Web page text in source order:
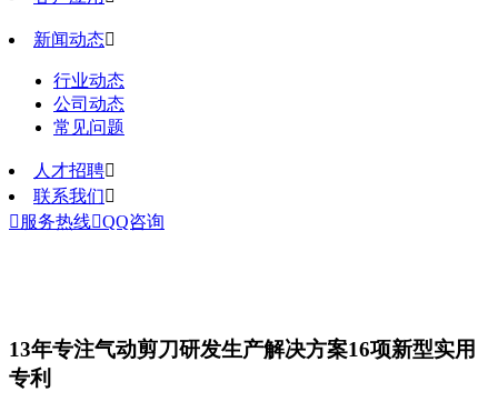
新闻动态
行业动态
公司动态
常见问题
人才招聘
联系我们
 服务热线QQ咨询
13年专注气动剪刀研发生产解决方案16项新型实用
专利